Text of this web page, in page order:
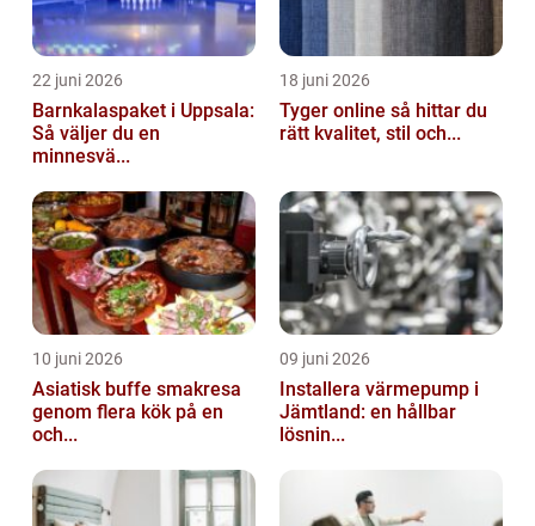
22 juni 2026
Barnkalaspaket i Uppsala:
Så väljer du en
minnesvä...
18 juni 2026
Tyger online så hittar du
rätt kvalitet, stil och...
10 juni 2026
Asiatisk buffe smakresa
genom flera kök på en
och...
09 juni 2026
Installera värmepump i
Jämtland: en hållbar
lösnin...